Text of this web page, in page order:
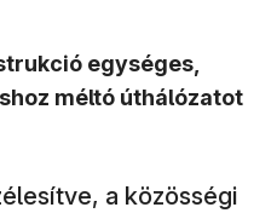
egységes,
méltó úthálózatot
a közösségi